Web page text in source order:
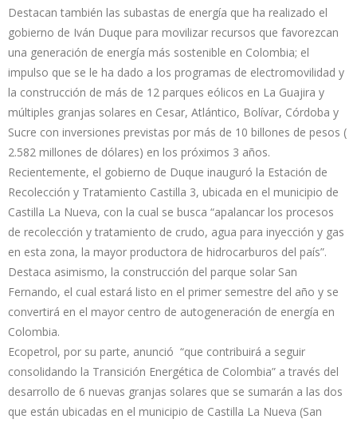
Destacan también las subastas de energía que ha realizado el
gobierno de Iván Duque para movilizar recursos que favorezcan
una generación de energía más sostenible en Colombia; el
impulso que se le ha dado a los programas de electromovilidad y
la construcción de más de 12 parques eólicos en La Guajira y
múltiples granjas solares en Cesar, Atlántico, Bolívar, Córdoba y
Sucre con inversiones previstas por más de 10 billones de pesos (
2.582 millones de dólares) en los próximos 3 años.
Recientemente, el gobierno de Duque inauguró la Estación de
Recolección y Tratamiento Castilla 3, ubicada en el municipio de
Castilla La Nueva, con la cual se busca “apalancar los procesos
de recolección y tratamiento de crudo, agua para inyección y gas
en esta zona, la mayor productora de hidrocarburos del país”.
Destaca asimismo, la construcción del parque solar San
Fernando, el cual estará listo en el primer semestre del año y se
convertirá en el mayor centro de autogeneración de energía en
Colombia.
Ecopetrol, por su parte, anunció “que contribuirá a seguir
consolidando la Transición Energética de Colombia” a través del
desarrollo de 6 nuevas granjas solares que se sumarán a las dos
que están ubicadas en el municipio de Castilla La Nueva (San